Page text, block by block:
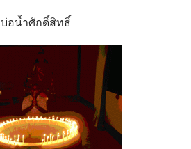
บ่อน้ำศักดิ์สิทธิ์